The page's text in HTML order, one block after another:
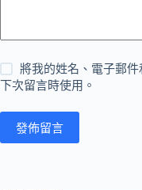
將我的姓名、電子郵
下次留言時使用。
發佈留言